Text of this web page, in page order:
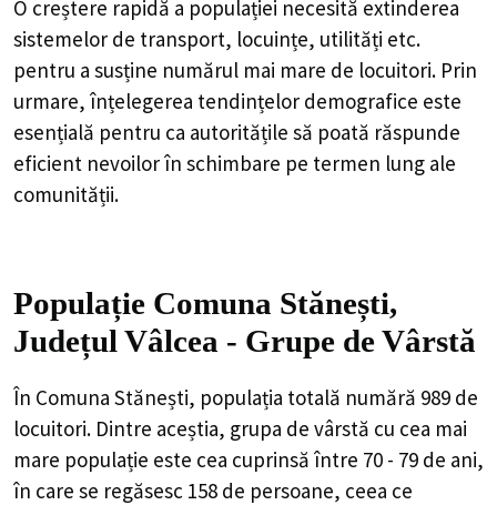
O creștere rapidă a populației necesită extinderea
sistemelor de transport, locuințe, utilități etc.
pentru a susține numărul mai mare de locuitori. Prin
urmare, înțelegerea tendințelor demografice este
esențială pentru ca autoritățile să poată răspunde
eficient nevoilor în schimbare pe termen lung ale
comunității.
Populație Comuna Stănești,
Județul Vâlcea - Grupe de Vârstă
În Comuna Stănești, populația totală numără 989 de
locuitori. Dintre aceștia, grupa de vârstă cu cea mai
mare populație este cea cuprinsă între 70 - 79 de ani,
în care se regăsesc 158 de persoane, ceea ce